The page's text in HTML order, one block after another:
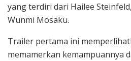
yang terdiri dari Hailee Steinfeld,
Wunmi Mosaku.
Trailer pertama ini
memamerkan kemampuannya